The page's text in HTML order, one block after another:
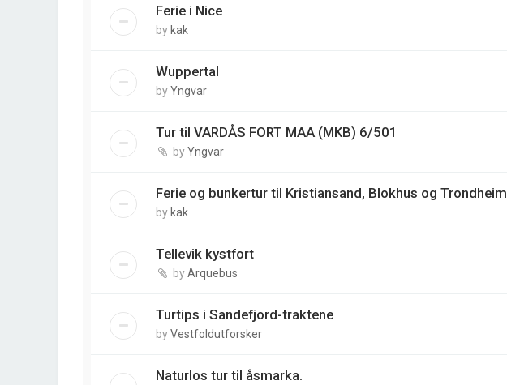
Ferie i Nice
by kak
Wuppertal
byYngvar
Tur til VARDÅS FORT MAA (MKB) 6/501
byYngvar
Ferie og bunkertur til Kristiansand, Blokhus og Trondheim
by kak
Tellevik kystfort
byArquebus
Turtips i Sandefjord-traktene
byVestfoldutforsker
Naturlos tur til åsmarka.